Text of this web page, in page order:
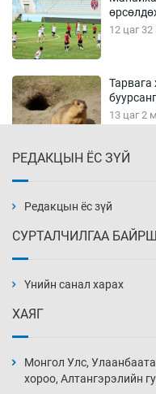
12 цаг
Тарвага
13 цаг 2
13 цаг 32
14 цаг 2
14 цаг 32
РЕДАКЦЫН ЁС ЗҮЙ
Редакцын ёс зүй
СУРТАЛЧИЛГАА
Үнийн санал харах
ХАЯГ
Монгол Улс,
хороо, Алтангэрэлийн